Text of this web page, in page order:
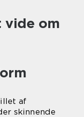
vide om
af
skinnende